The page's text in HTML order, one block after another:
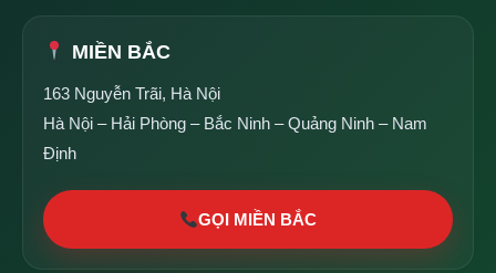
MIỀN BẮC
163 Nguyễn Trãi, Hà Nội
Hà Nội – Hải Phòng – Bắc Ninh – Quảng Ninh – Nam
Định
GỌI MIỀN BẮC